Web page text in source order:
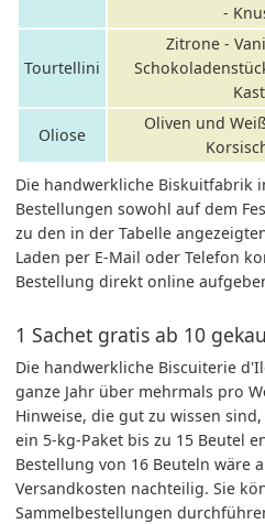
-
Tourtellini
Zitrone -
Oliose
Oliven und
Die handwerkliche Biskuitfabrik
Bestellungen sowohl auf dem
zu den in der Tabelle
Laden per E-Mail oder Telefon
Bestellung direkt online
1 Sachet gratis ab 10
Die handwerkliche Biscuiterie
ganze Jahr über mehrmals pro
Hinweise, die gut zu wissen
ein 5-kg-Paket bis zu 15 Beutel
Bestellung von 16 Beuteln wäre
Versandkosten nachteilig. Sie
Sammelbestellungen